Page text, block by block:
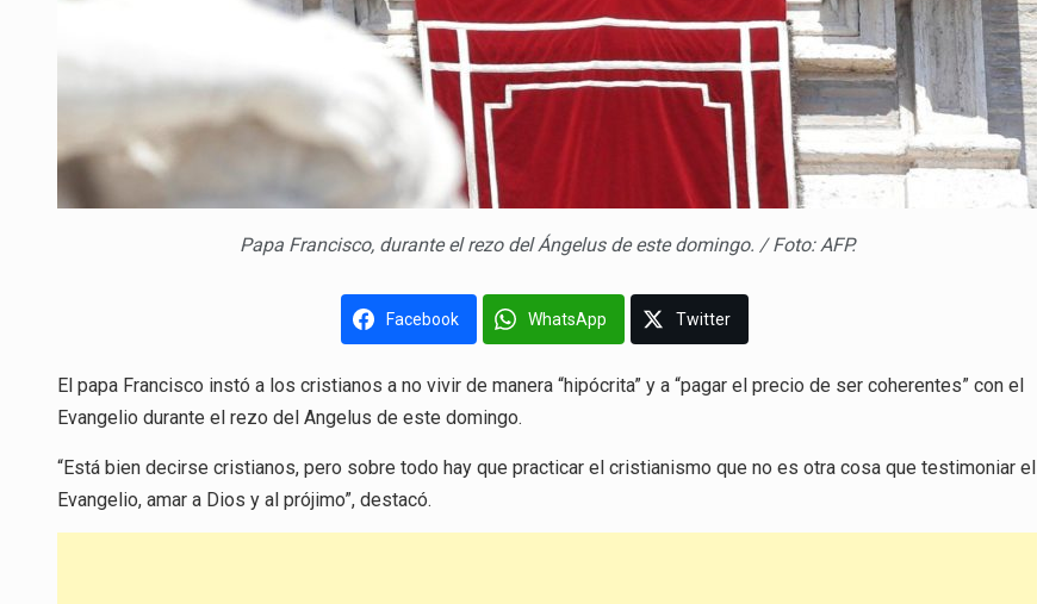
Papa Francisco, durante el rezo del Ángelus de este domingo. / Foto: AFP.
Facebook WhatsApp Twitter
El papa Francisco instó a los cristianos a no vivir de manera “hipócrita” y a “pagar el precio de ser coherentes” con el
Evangelio durante el rezo del Angelus de este domingo.
“Está bien decirse cristianos, pero sobre todo hay que practicar el cristianismo que no es otra cosa que testimoniar el
Evangelio, amar a Dios y al prójimo”, destacó.